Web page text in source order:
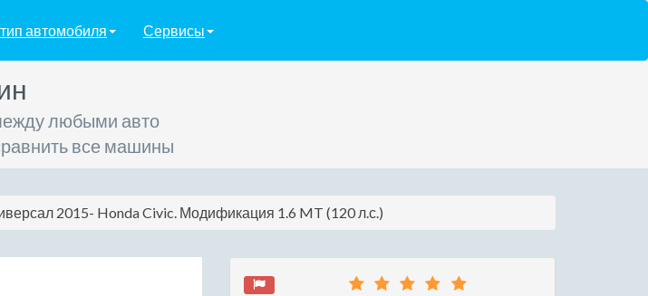
автомобиля Сервисы
любыми авто
все машины
2015- Honda Civic. Модификация 1.6 MT (120 л.с.)